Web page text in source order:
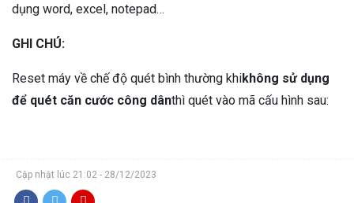
dụng word, excel, notepad…
GHI CHÚ:
Reset máy về chế độ quét bình thường khikhông sử dụng
để quét căn cước công dânthì quét vào mã cấu hình sau:
Cập nhật lúc 21:02 - 28/12/2023